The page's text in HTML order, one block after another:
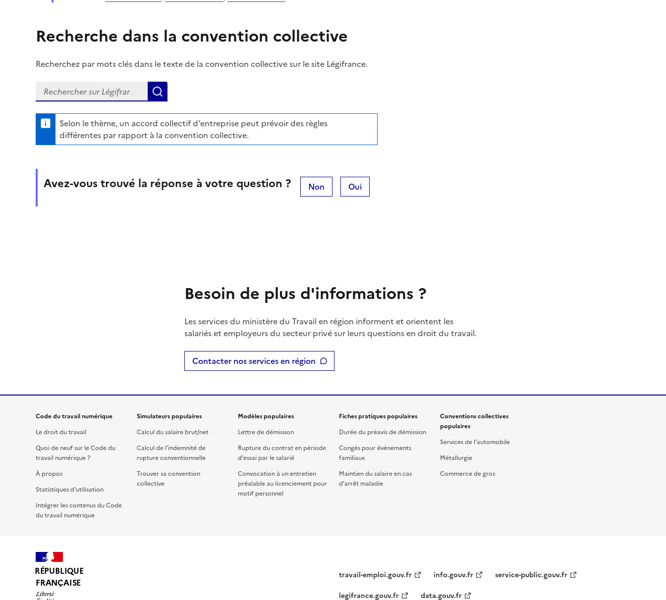
Recherche dans la convention collective
Recherchez par mots clés dans le texte de la convention collective sur le site Légifrance.
Recherchez dans la convention collective sur Légifrance
Selon le thème, un accord collectif d'entreprise peut prévoir des règles
différentes par rapport à la convention collective.
Avez-vous trouvé la réponse à votre question ? Non Oui
Besoin de plus d'informations ?
Les services du ministère du Travail en région informent et orientent les
salariés et employeurs du secteur privé sur leurs questions en droit du travail.
Contacter nos services en région
Code du travail numérique
Le droit du travail
Quoi de neuf sur le Code du
travail numérique ?
À propos
Statistiques d'utilisation
Intégrer les contenus du Code
du travail numérique
Simulateurs populaires
Calcul du salaire brut/net
Calcul de l'indemnité de
rupture conventionnelle
Trouver sa convention
collective
Modèles populaires
Lettre de démission
Rupture du contrat en période
d'essai par le salarié
Convocation à un entretien
préalable au licenciement pour
motif personnel
Fiches pratiques populaires
Durée du préavis de démission
Congés pour événements
familiaux
Maintien du salaire en cas
d'arrêt maladie
Conventions collectives
populaires
Services de l'automobile
Métallurgie
Commerce de gros
RÉPUBLIQUE
FRANÇAISE
travail-emploi.gouv.fr info.gouv.fr
service-public.gouv.fr
legifrance.gouv.fr
data.gouv.fr